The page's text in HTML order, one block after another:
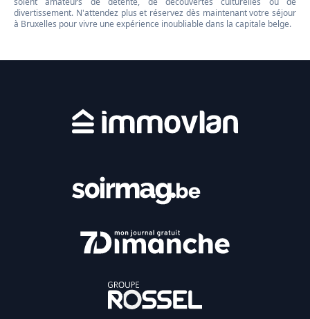
divertissement. N'attendez plus et réservez dès maintenant votre séjour
à Bruxelles pour vivre une expérience inoubliable dans la capitale belge.